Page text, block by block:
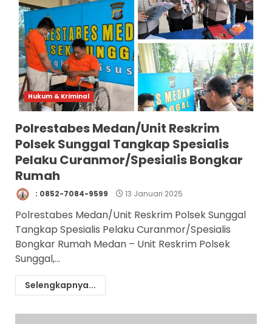
Hukum & Kriminal
Polrestabes Medan/Unit Reskrim
Polsek Sunggal Tangkap Spesialis
Pelaku Curanmor/Spesialis Bongkar
Rumah
: 0852-7084-9599 13 Januari 2025
Polrestabes Medan/Unit Reskrim Polsek Sunggal
Tangkap Spesialis Pelaku Curanmor/Spesialis
Bongkar Rumah Medan – Unit Reskrim Polsek
Sunggal,...
Selengkapnya...